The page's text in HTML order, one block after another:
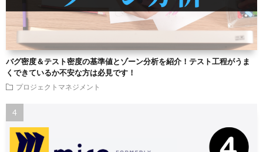
バグ密度＆テスト密度の基準値とゾーン分析を紹介！テスト工程がうま
くできているか不安な方は必見です！
プロジェクトマネジメント